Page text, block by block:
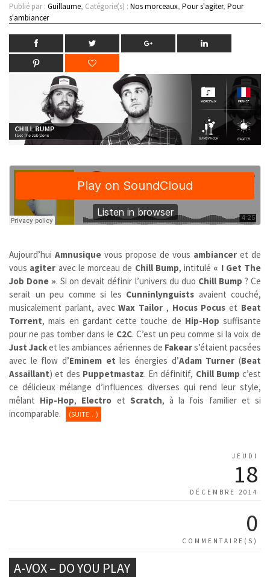
Publié par : Guillaume, Catégorie(s) : Nos morceaux, Pour s'agiter, Pour
s'ambiancer
Aujourd’hui Amnusique vous propose de vous ambiancer et de
vous agiter avec le morceau de Chill Bump, intitulé « I Get The
Job Done ». Si on devait définir l’univers du duo Chill Bump ? Ce
serait un peu comme si les Cunninlynguists avaient couché,
musicalement parlant, avecWax Tailor , Hocus Pocus et Beat
Torrent, mais en gardant cette touche de Hip-Hop suffisante
pour ne pas tomber dans le C2C. C’est un peu comme si la voix de
Just Jacket les ambiances aériennes de Fakears’étaient pacsées
avec le flow d’Eminem et les énergies d’Adam Turner (Beat
Assaillant) et des Puppetmastaz. En définitif, Chill Bump c’est
ce délicieux mélange d’influences diverses qui rend leur style,
mêlant Hip-Hop, Electro et Scratch, à la fois familier et si
incomparable.
(SUITE…)
JEUDI
18
DÉCEMBRE 2014
0
COMMENTAIRE(S)
A-VOX – DO YOU PLAY